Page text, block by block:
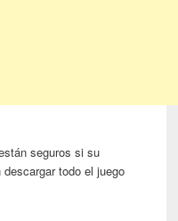
seguros si su
todo el juego